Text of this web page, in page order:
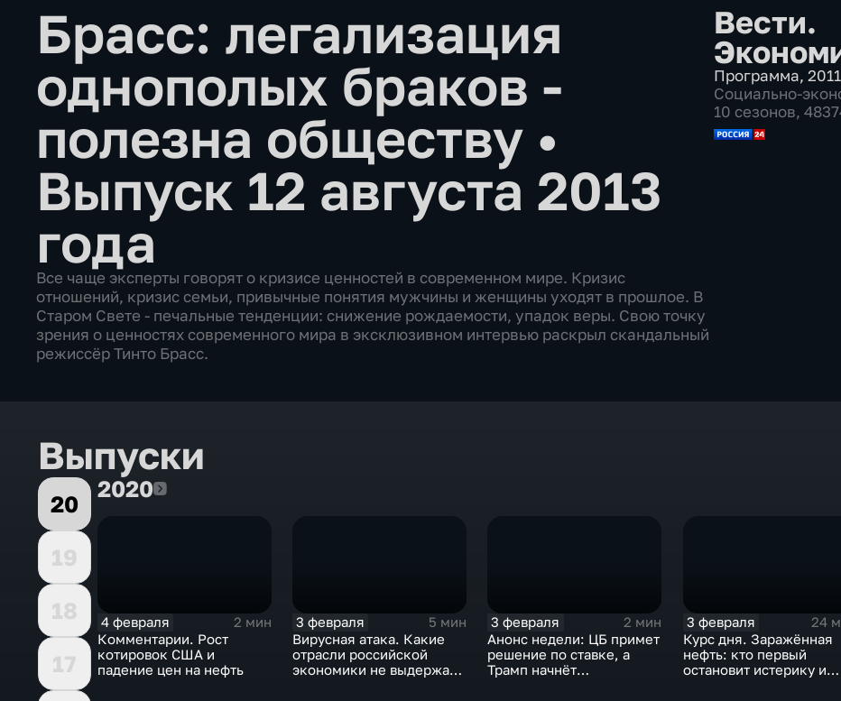
Брасс: легализация
однополых браков -
полезна обществу •
Выпуск 12 августа 2013
года
Все чаще эксперты говорят о кризисе ценностей в современном мире. Кризис
отношений, кризис семьи, привычные понятия мужчины и женщины уходят в прошлое. В
Старом Свете - печальные тенденции: снижение рождаемости, упадок веры. Свою точку
зрения о ценностях современного мира в эксклюзивном интервью раскрыл скандальный
режиссёр Тинто Брасс.
Вести.
Программа, 2011
Социально-
10 сезонов,
Выпуски
20
19
18
17
20202020
4 февраля
2 мин
Комментарии. Рост
котировок США и
падение цен на нефть
3 февраля
5 мин
Вирусная атака. Какие
отрасли российской
экономики не выдержат
3 февраля
2 мин
Анонс недели: ЦБ примет
решение по ставке, а
Трамп начнёт
3 февраля
24
Курс дня. Заражённая
нефть: кто первый
остановит истерику и